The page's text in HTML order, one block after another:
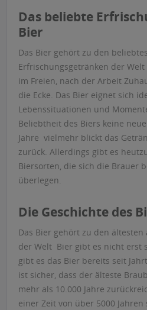
Das beliebte
Bier
Das Bier gehört zu den
Erfrischungsgetränken der Welt
im Freien, nach der Arbeit
die Ecke. Das Bier eignet sich
Lebenssituationen und
Beliebtheit des Biers keine
Jahre  vielmehr blickt das
zurück. Allerdings gibt es
Biersorten, die sich die Brauer
überlegen.
Die Geschichte des
Das Bier gehört zu den
der Welt  Bier gibt es nicht erst
gibt es das Bier bereits seit
ist sicher, dass der älteste
mehr als 10.000 Jahre
einer Zeit von über 5000